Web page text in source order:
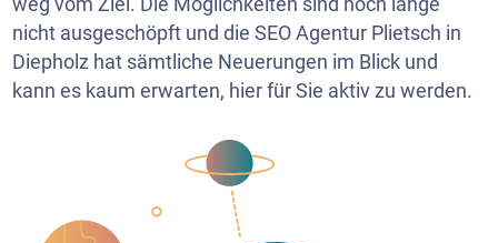
nicht ausgeschöpft und die SEO Agentur Plietsch in
Diepholz hat sämtliche Neuerungen im Blick und
kann es kaum erwarten, hier für Sie aktiv zu werden.